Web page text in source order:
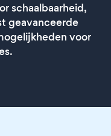
schaalbaarheid,
geavanceerde
voor